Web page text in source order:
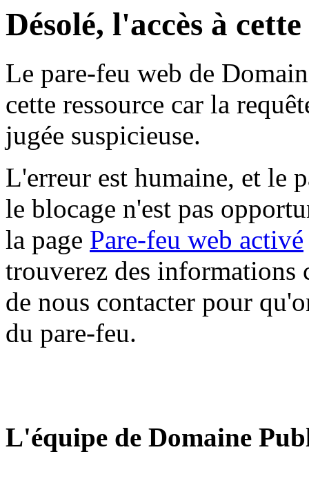
Désolé, l'accès à
Le pare-feu web de
cette ressource car la
jugée suspicieuse.
L'erreur est humaine, et le
le blocage n'est pas
la page Pare-feu web activé
trouverez des informations
de nous contacter pour
du pare-feu.
L'équipe de Domaine